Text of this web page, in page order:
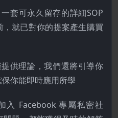
一套可永久留存的詳細SOP
就已對你的提案產生購買
供理論，我們還將引導你
你能即時應用所學
入 Facebook 專屬私密社